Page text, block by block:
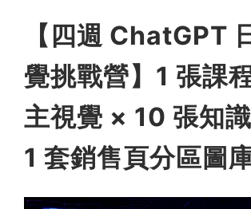
➡︎ 所有內容
➡︎ 業配合作
➡︎ 講座活動
AI 職場應用｜ChatGPT 職場
應用入門
AI 職場應用｜ChatGPT 進階
使用思維
習術
【四週 ChatGPT
覺挑戰營】1 張課
主視覺 × 10 張知
1 套銷售頁分區圖